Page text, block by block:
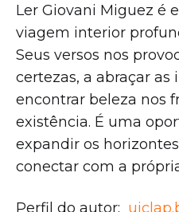
Ler Giovani Miguez é
viagem interior
Seus versos nos
certezas, a abraçar as
encontrar beleza nos
existência. É uma
expandir os
conectar com a
Perfil do autor: